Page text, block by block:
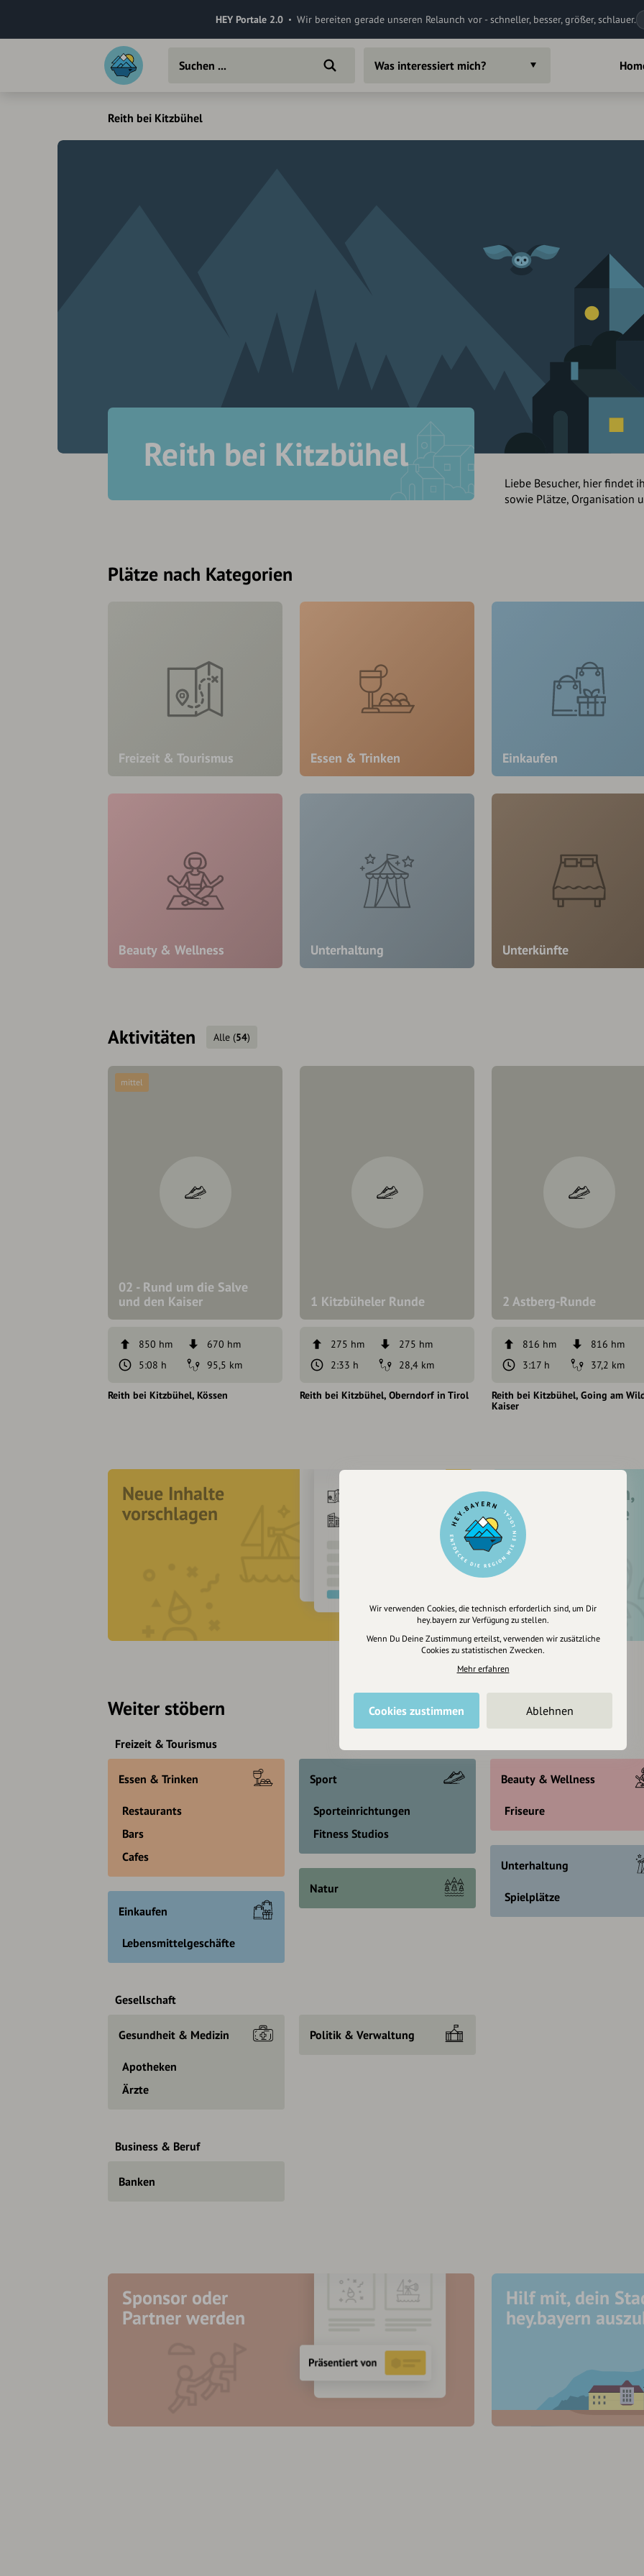
HEY Portale 2.0 Wir bereiten gerade unseren Relaunch vor - schneller, besser, größer, schlauer.
Was interessiert mich?
Reith bei Kitzbühel
Reith bei Kitzbühel
Liebe Besucher, hier findet
sowie Plätze, Organisation
Plätze nach Kategorien
Freizeit & Tourismus Essen & Trinken Einkaufen
Beauty & Wellness Unterhaltung Unterkünfte
Aktivitäten Alle (54)
02 - Rund um die Salve
und den Kaiser
mittel
850 hm
670 hm
5:08 h
95,5 km
Reith bei Kitzbühel Kössen
1 Kitzbüheler Runde
275 hm
275 hm
2:33 h
28,4 km
Reith bei Kitzbühel Oberndorf in Tirol
2 Astberg-Runde
816 hm
816 hm
3:17 h
37,2 km
Reith bei Kitzbühel Going am
Kaiser
Neue Inhalte
vorschlagen
Registriere dich,
um dir Einträge
zu merken
Weiter stöbern
Freizeit & Tourismus
Essen & Trinken
Restaurants
Bars
Cafes
Einkaufen
Lebensmittelgeschäfte
Sport
Sporteinrichtungen
Fitness Studios
Natur
Beauty & Wellness
Friseure
Unterhaltung
Spielplätze
Gesellschaft
Gesundheit & Medizin
Apotheken
Ärzte
Politik & Verwaltung
Business & Beruf
Banken
Sponsor oder
Partner werden
Hilf mit, dein
hey.bayern
Wir verwenden Cookies, die technisch erforderlich sind, um Dir
hey.bayern zur Verfügung zu stellen.
Wenn Du Deine Zustimmung erteilst, verwenden wir zusätzliche
Cookies zu statistischen Zwecken.
Mehr erfahren
Cookies zustimmen Ablehnen